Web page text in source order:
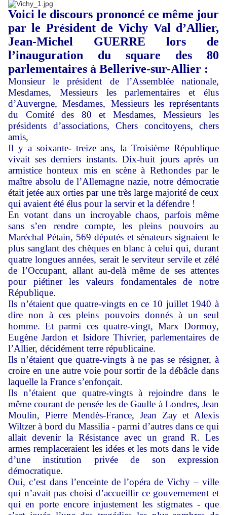
Voici le discours prononcé ce même jour
par le Président de Vichy Val d’Allier,
Jean-Michel GUERRE lors de
l’inauguration du square des 80
parlementaires à Bellerive-sur-Allier :
Monsieur le président de l’Assemblée nationale,
Mesdames, Messieurs les parlementaires et élus
d’Auvergne, Mesdames, Messieurs les représentants
du Comité des 80 et Mesdames, Messieurs les
présidents d’associations, Chers concitoyens, chers
amis,
Il y a soixante- treize ans, la Troisième République
vivait ses derniers instants. Dix-huit jours après un
armistice honteux mis en scène à Rethondes par le
maître absolu de l’Allemagne nazie, notre démocratie
était jetée aux orties par une très large majorité de ceux
qui avaient été élus pour la servir et la défendre !
En votant dans un incroyable chaos, parfois même
sans s’en rendre compte, les pleins pouvoirs au
Maréchal Pétain, 569 députés et sénateurs signaient le
plus sanglant des chèques en blanc à celui qui, durant
quatre longues années, serait le serviteur servile et zélé
de l’Occupant, allant au-delà même de ses attentes
pour piétiner les valeurs fondamentales de notre
République.
Ils n’étaient que quatre-vingts en ce 10 juillet 1940 à
dire non à ces pleins pouvoirs donnés à un seul
homme. Et parmi ces quatre-vingt, Marx Dormoy,
Eugène Jardon et Isidore Thivrier, parlementaires de
l’Allier, décidément terre républicaine.
Ils n’étaient que quatre-vingts à ne pas se résigner, à
croire en une autre voie pour sortir de la débâcle dans
laquelle la France s’enfonçait.
Ils n’étaient que quatre-vingts à rejoindre dans le
même courant de pensée les de Gaulle à Londres, Jean
Moulin, Pierre Mendès-France, Jean Zay et Alexis
Wiltzer à bord du Massilia - parmi d’autres dans ce qui
allait devenir la Résistance avec un grand R. Les
armes remplaceraient les idées et les mots dans le vide
d’une institution privée de son expression
démocratique.
Oui, c’est dans l’enceinte de l’opéra de Vichy – ville
qui n’avait pas choisi d’accueillir ce gouvernement et
qui en porte encore injustement les stigmates - que